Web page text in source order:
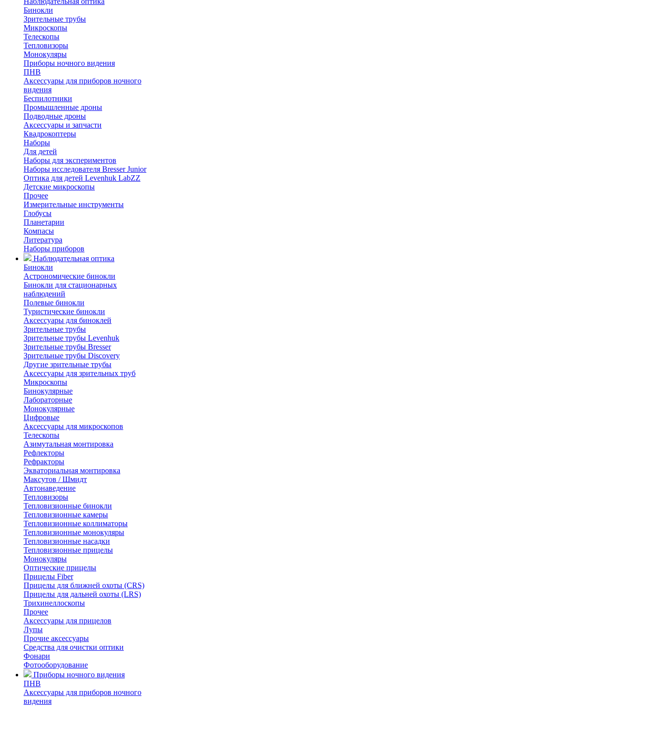
Бинокли
Зрительные трубы
Микроскопы
Телескопы
Тепловизоры
Монокуляры
Приборы ночного видения
ПНВ
Аксессуары для приборов ночного
видения
Беспилотники
Промышленные дроны
Подводные дроны
Аксессуары и запчасти
Квадрокоптеры
Наборы
Для детей
Наборы для экспериментов
Наборы исследователя Bresser Junior
Оптика для детей Levenhuk LabZZ
Детские микроскопы
Прочее
Измерительные инструменты
Глобусы
Планетарии
Компасы
Литература
Наборы приборов
Наблюдательная оптика
Бинокли
Астрономические бинокли
Бинокли для стационарных
наблюдений
Полевые бинокли
Туристические бинокли
Аксессуары для биноклей
Зрительные трубы
Зрительные трубы Levenhuk
Зрительные трубы Bresser
Зрительные трубы Discovery
Другие зрительные трубы
Аксессуары для зрительных труб
Микроскопы
Бинокулярные
Лабораторные
Монокулярные
Цифровые
Аксессуары для микроскопов
Телескопы
Азимутальная монтировка
Рефлекторы
Рефракторы
Экваториальная монтировка
Максутов / Шмидт
Автонаведение
Тепловизоры
Тепловизионные бинокли
Тепловизионные камеры
Тепловизионные коллиматоры
Тепловизионные монокуляры
Тепловизионные насадки
Тепловизионные прицелы
Монокуляры
Оптические прицелы
Прицелы Fiber
Прицелы для ближней охоты (CRS)
Прицелы для дальней охоты (LRS)
Трихинеллоскопы
Прочее
Аксессуары для прицелов
Лупы
Прочие аксессуары
Средства для очистки оптики
Фонари
Фотооборудование
Приборы ночного видения
ПНВ
Аксессуары для приборов ночного
видения